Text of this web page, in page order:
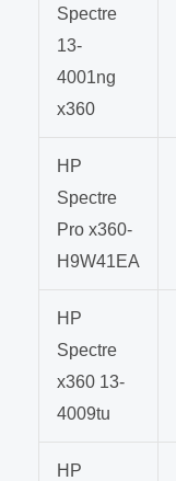
Spectre
13-
4001ng
x360
HP
Spectre
Pro x360-
H9W41EA
HP
Spectre
x360 13-
4009tu
HP